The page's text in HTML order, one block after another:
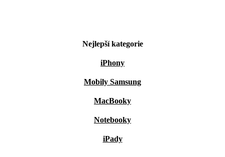
Nejlepší kategorie
iPhony
Mobily Samsung
MacBooky
Notebooky
iPady